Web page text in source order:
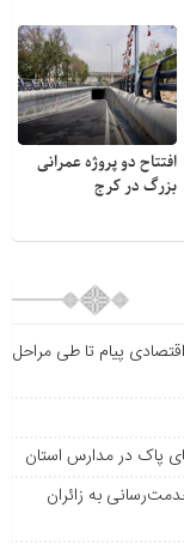
افتتاح دو پروژه عمرانی
بزرگ در کرج
پیام تا طی مراحل
پاک در مدارس استان
به زائران